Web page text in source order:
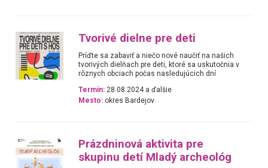
Tvorivé dielne pre deti
Príďte sa zabaviť a niečo nové naučiť na našich
tvorivých dielňach pre deti, ktoré sa uskutočnia v
rôznych obciach počas nasledujúcich dní
Termín: 28.08.2024 a ďalšie
Mesto: okres Bardejov
Prázdninová aktivita pre
skupinu detí Mladý archeológ